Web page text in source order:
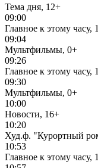
Тема дня, 12+
09:00
Главное к этому часу,
09:04
Мультфильмы, 0+
09:26
Главное к этому часу,
09:30
Мультфильмы, 0+
10:00
Новости, 16+
10:20
Худ.ф. "Курортный
10:53
Главное к этому часу,